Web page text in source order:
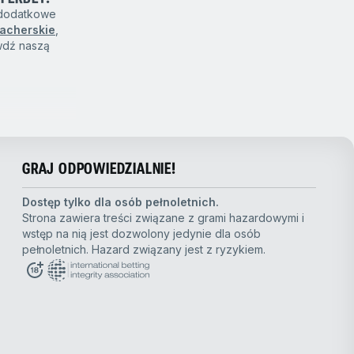
naszą
Nasza
GRAJ ODPOWIEDZIALNIE!
Dostęp tylko dla osób pełnoletnich.
Strona zawiera treści związane z grami hazardowymi i
wstęp na nią jest dozwolony jedynie dla osób
pełnoletnich. Hazard związany jest z ryzykiem.